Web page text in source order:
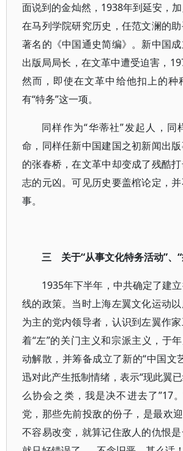
面说到的金灿然，1938年到延安，加
在马列学院研究历史，任范文澜的
著名的《中国通史简编》。新中国
出版局局长，在文革中遭受迫害，
然而，即使在文革中给他扣上的种
有“特务”这一项。
同样作为“华蒂社”发起人，同
命，同样任新中国建国之初新闻出
的张春桥，在文革中却变成了残酷
志的元凶。可见历史要盖棺论定，
事。
三 关于“从事文化特务活动”、
1935年下半年，中共确定了建
线的政策。当时上海左翼文化运动
为主的党内领导者，认识到左翼作
着“左”的关门主义和宗派主义，于
动解散，并筹备成立了新的“中国文
迅对此产生抵制情绪，表示“现此翼
么协会之类，我是决不进去了”17
党，那些先前投敌的份子，是最欢
不容易改变，就算记住敌人的仇恨